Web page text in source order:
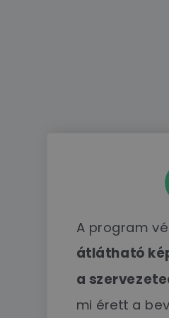
A program
átlátható
a
mi érett a